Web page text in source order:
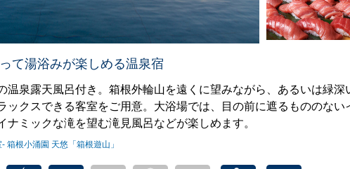
て湯浴みが楽しめる温泉宿
温泉露天風呂付き。箱根外輪山を遠くに望みながら、あるいは緑深
ックスできる客室をご用意。大浴場では、目の前に遮るもののない
ナミックな滝を望む滝見風呂などが楽しめます。
箱根小涌園 天悠「箱根遊山」